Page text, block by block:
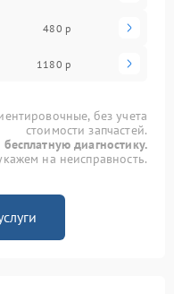
480 р
1180 р
без учета
стоимости запчастей.
диагностику.
на неисправность.